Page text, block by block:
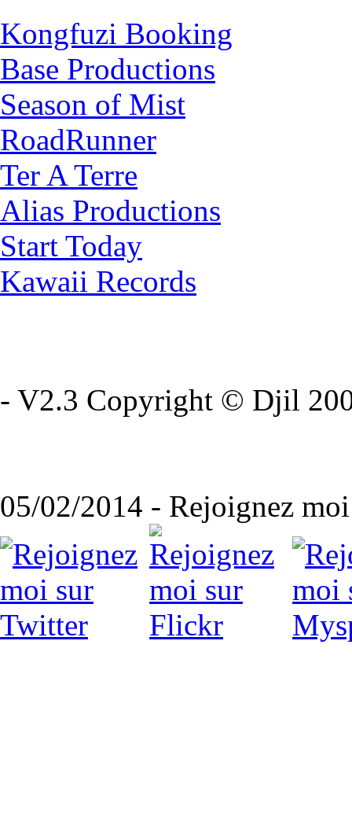
Kongfuzi Booking
Base Productions
Season of Mist
RoadRunner
Ter A Terre
Alias Productions
Start Today
Kawaii Records
- V2.3 Copyright © Djil
05/02/2014 - Rejoignez